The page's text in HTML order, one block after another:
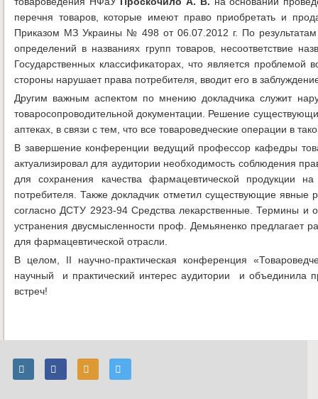
перечня товаров, которые имеют право приобретать и
Приказом МЗ Украины № 498 от 06.07.2012 г. По результатам
определений в названиях групп товаров, несоответствие
Государственных классификаторах, что является
стороны нарушает права потребителя, вводит его в
Другим важным аспектом по мнению докладчика служит
товаросопроводительной документации. Решение
аптеках, в связи с тем, что все товароведческие операции в
В завершение конференции ведущий профессор кафедры
актуализировал для аудитории необходимость соблюдения
для сохранения качества фармацевтической продукции
потребителя. Также докладчик отметил существующие явные
согласно ДСТУ 2923-94 Средства лекарственные. Термины и
устранения двусмысленности проф. Демьяненко предлагает
для фармацевтической отрасли.
В целом, ІІ научно-практическая конференция
научный и практический интерес аудитории и объединила
встреч!